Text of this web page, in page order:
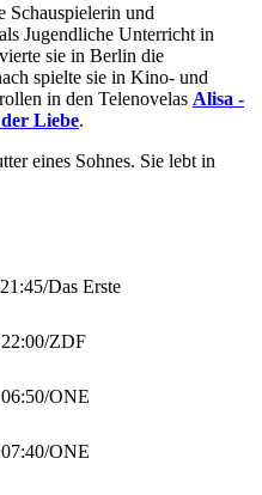
Schauspielerin und
Jugendliche Unterricht in
sie in Berlin die
spielte sie in Kino- und
in den Telenovelas Alisa -
Liebe.
eines Sohnes. Sie lebt in
/Das Erste
/ZDF
/ONE
/ONE